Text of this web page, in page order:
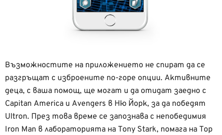
Възможностите на приложението не спират да се
разгръщат с изброените по-горе опции. Активните
деца, с ваша помощ, ще могат и да отидат заедно с
Capitan America и Avengers в Ню Йорк, за да победят
Ultron. През това време се запознава с непобедимия
Iron Man в лабораторията на Tony Stark, помага на Тор